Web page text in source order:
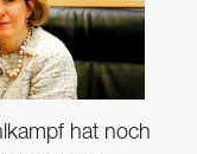
hat noch